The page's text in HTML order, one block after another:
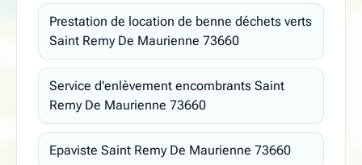
Prestation de location de benne déchets verts
Saint Remy De Maurienne 73660
Service d'enlèvement encombrants Saint
Remy De Maurienne 73660
Epaviste Saint Remy De Maurienne 73660